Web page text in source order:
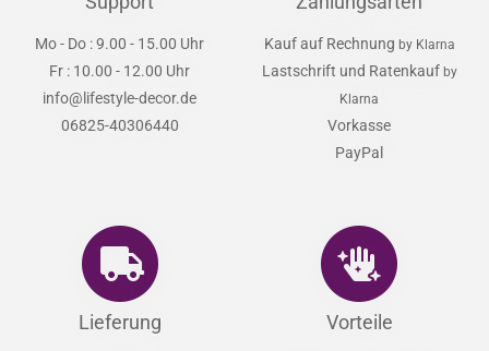
Mo - Do : 9.00 - 15.00 Uhr
Fr : 10.00 - 12.00 Uhr
info@lifestyle-decor.de
06825-40306440
Kauf auf Rechnung by Klarna
Lastschrift und Ratenkauf by
Klarna
Vorkasse
PayPal
Lieferung Vorteile